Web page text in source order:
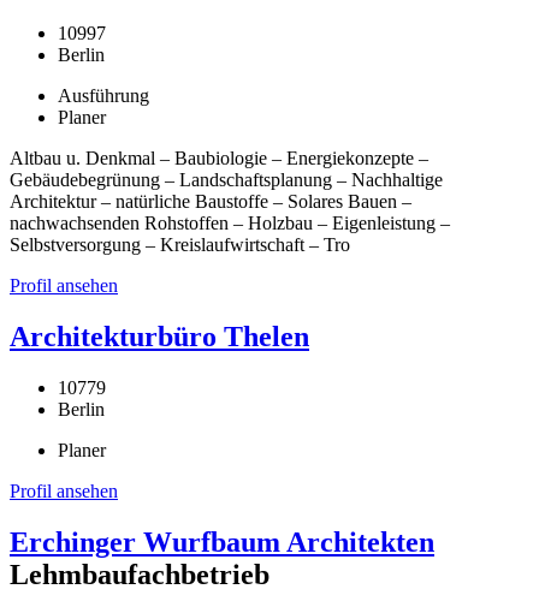
10997
Berlin
Ausführung
Planer
Altbau u. Denkmal – Baubiologie – Energiekonzepte –
Gebäudebegrünung – Landschaftsplanung – Nachhaltige
Architektur – natürliche Baustoffe – Solares Bauen –
nachwachsenden Rohstoffen – Holzbau – Eigenleistung –
Selbstversorgung – Kreislaufwirtschaft – Tro
Profil ansehen
Architekturbüro Thelen
10779
Berlin
Planer
Profil ansehen
Erchinger Wurfbaum Architekten
Lehmbaufachbetrieb